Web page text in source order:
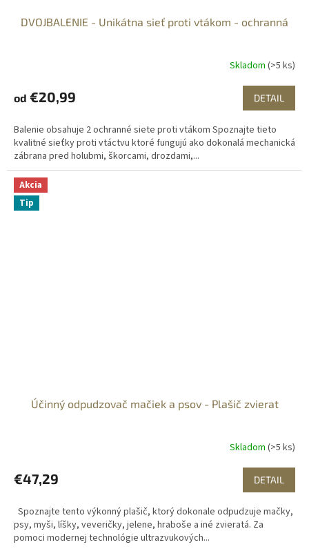
DVOJBALENIE - Unikátna sieť proti vtákom - ochranná
Skladom (>5 ks)
od €20,99 DETAIL
Balenie obsahuje 2 ochranné siete proti vtákom Spoznajte tieto
kvalitné sieťky proti vtáctvu ktoré fungujú ako dokonalá mechanická
zábrana pred holubmi, škorcami, drozdami,...
Akcia
Tip
Účinný odpudzovač mačiek a psov - Plašič zvierat
Skladom (>5 ks)
€47,29 DETAIL
Spoznajte tento výkonný plašič, ktorý dokonale odpudzuje mačky,
psy, myši, líšky, veveričky, jelene, hraboše a iné zvieratá. Za
pomoci modernej technológie ultrazvukových...